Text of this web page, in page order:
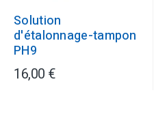
Solution
d'étalonnage-tampon
PH9
16,00 €